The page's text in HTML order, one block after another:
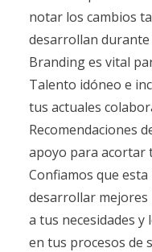
notar los cambios
desarrollan durante
Branding es vital
Talento idóneo e
tus actuales
Recomendaciones
apoyo para acortar
Confiamos que
desarrollar mejores
a tus necesidades
en tus procesos de